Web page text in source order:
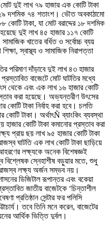
দুই লাখ ৭৯ হাজার এক কোটি টাকা
২৯ দশমিক ৭৪ শতাংশ। ভৌত অবকাঠামো
কোটি টাকা, যা মোট বরাদ্দের ১৮ দশমিক
দুই লাখ ৪৫ হাজার ১১৭ কোটি
খাতের বর্ধিত ও সর্বোচ্চ ব্যয়
স্বাস্থ্য ও সামাজিক নিরাপত্তা
পরিমাণ দাঁড়াবে দুই লাখ ৪৩ হাজার
বাজেটে মোট ঘাটতির মধ্যে
থেকে এবং এক লাখ ১৬ হাজার কোটি
করা হয়েছে। অভ্যন্তরীণ উৎসের
কোটি টাকা নির্বাহ করা হবে। চলতি
টাকা। অর্থাৎÑ ব্যাংকিং ব্যবস্থা
কোটি টাকা কমানোর প্রস্তাব করা
প্রায় ছয় লাখ ৯৫ হাজার কোটি টাকা
ঘাটতি এক লাখ কোটি টাকা ছাড়িয়ে
লক্ষ্যকে অনেক বিশেষজ্ঞই
বিশ্লেষক স্নেহাশীষ বড়ুয়ার মতে, শুধু
লক্ষ্য অর্জন সম্ভব নয়।
ডিজিটাল রূপান্তর এবং বকেয়া
জাতীয় বাজেটকে ‘চিন্তাশীল
প্রতিষ্ঠান সেন্টার ফর পলিসি
তবে তিনি মনে করেন, বাজেটের
আর্থিক ভিত্তি দুর্বল।